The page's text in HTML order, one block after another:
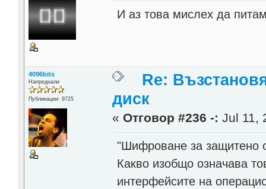
И аз това мислех да
4096bits
Напреднали
Публикации: 9725
Re:
диск
« Отговор #236 -: Jul 11,
"Шифроване за защитено
Какво изобщо означава
интерфейсите на